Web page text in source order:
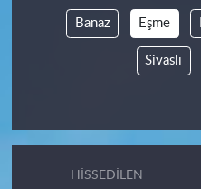
Banaz Eşme
Sivaslı
HISSEDILEN